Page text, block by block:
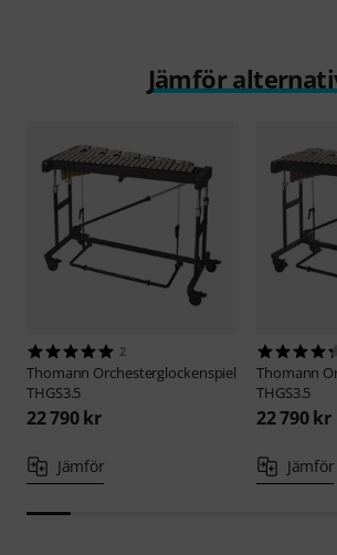
Jämför
2
Thomann Orchesterglockenspiel
THGS3.5
22 790 kr
Jämför
Thomann
THGS3.5
22 790 kr
Jämför